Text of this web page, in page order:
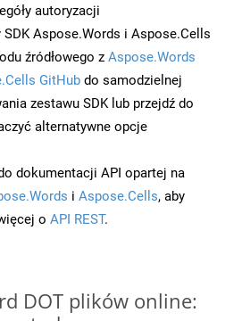
autoryzacji
SDK Aspose.Words i Aspose.Cells
źródłowego z Aspose.Words
GitHub do samodzielnej
zestawu SDK lub przejdź do
alternatywne opcje
dokumentacji API opartej na
i Aspose.Cells, aby
o API REST.
DOT plików online: